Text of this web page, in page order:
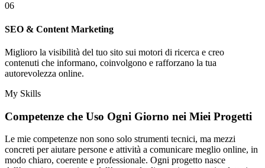
06
SEO & Content Marketing
Miglioro la visibilità del tuo sito sui motori di ricerca e creo
contenuti che informano, coinvolgono e rafforzano la tua
autorevolezza online.
My Skills
Competenze che Uso Ogni Giorno nei Miei Progetti
Le mie competenze non sono solo strumenti tecnici, ma mezzi
concreti per aiutare persone e attività a comunicare meglio online, in
modo chiaro, coerente e professionale. Ogni progetto nasce